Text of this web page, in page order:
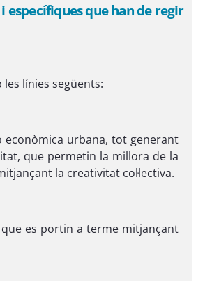
específiques que han de regir
línies següents:
econòmica urbana, tot generant
que permetin la millora de la
la creativitat col·lectiva.
es portin a terme mitjançant